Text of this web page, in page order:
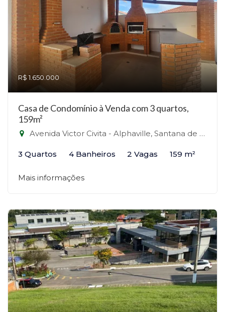
R$ 1.650.000
Casa de Condomínio à Venda com 3 quartos,
159m²
Avenida Victor Civita - Alphaville, Santana de Parnaíba-SP
3 Quartos 4 Banheiros 2 Vagas 159 m²
Mais informações